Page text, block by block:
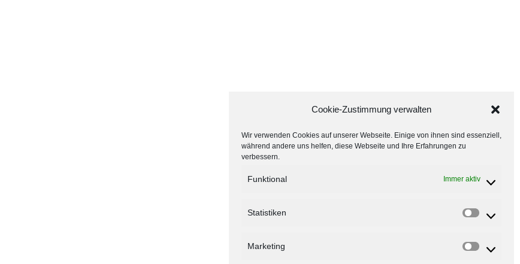
Cookie-Zustimmung verwalten
Wir verwenden Cookies auf unserer Webseite. Einige von ihnen sind essenziell,
während andere uns helfen, diese Webseite und Ihre Erfahrungen zu
verbessern.
Funktional Immer aktiv
Statistiken
Marketing